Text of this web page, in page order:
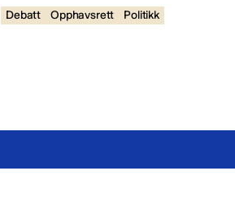
Debatt Opphavsrett Politikk